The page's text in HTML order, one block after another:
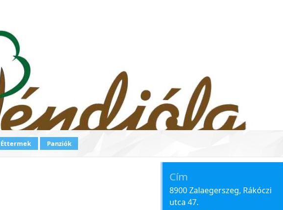
Éttermek Panziók
Cím
8900 Zalaegerszeg, Rákóczi
utca 47.